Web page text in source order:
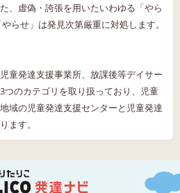
、虚偽・誇張を用いたいわゆる「やら
らせ」は発見次第厳重に対処します。
童発達支援事業所、放課後等デイサー
つのカテゴリを取り扱っており、児童
域の児童発達支援センターと児童発達
ます。